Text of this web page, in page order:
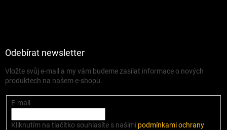
Odebírat newsletter
Vložte svůj e-mail a my vám budeme zasílat informace o nových
produktech na našem e-shopu.
E-mail
Kliknutím na tlačítko souhlasíte s našimi podmínkami ochrany